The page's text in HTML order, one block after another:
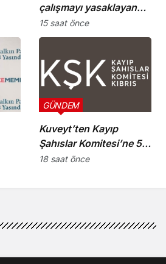
çalışmayı yasaklayan
kararın uygulanmasını
Yeniboğaziçi’nde
15 saat önce
Kuveyt’ten Kayıp
Şahıslar Komitesi’ne 50
bin dolar katkı
GÜNDEM
18 saat önce